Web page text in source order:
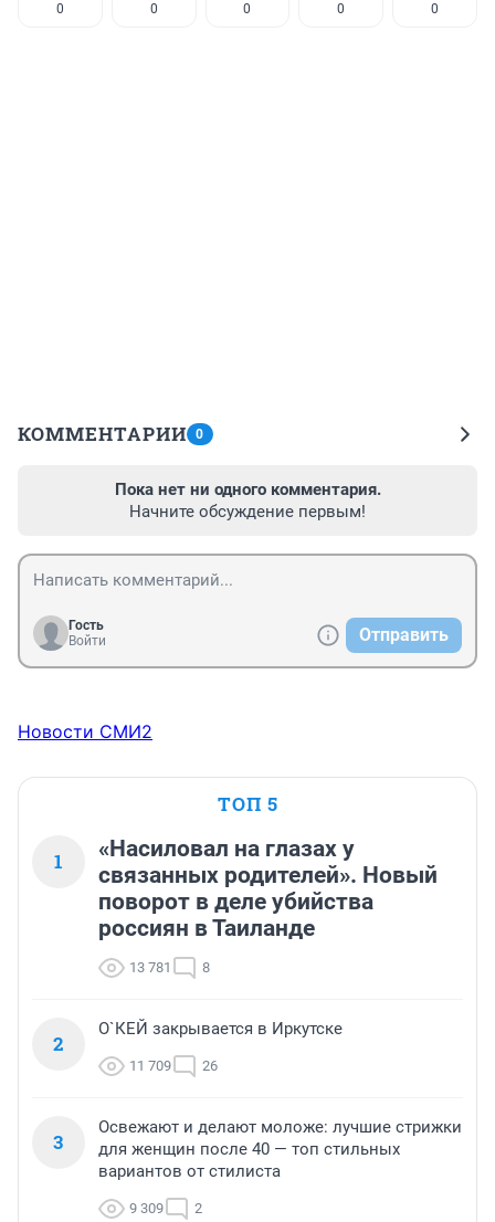
0 0 0 0 0
КОММЕНТАРИИ 0
Пока нет ни одного комментария.
Начните обсуждение первым!
Гость
Войти
Отправить
Новости СМИ2
ТОП 5
1
«Насиловал на глазах у
связанных родителей». Новый
поворот в деле убийства
россиян в Таиланде
13 781 8
2
О`КЕЙ закрывается в Иркутске
11 709 26
3
Освежают и делают моложе: лучшие стрижки
для женщин после 40 — топ стильных
вариантов от стилиста
9 309 2